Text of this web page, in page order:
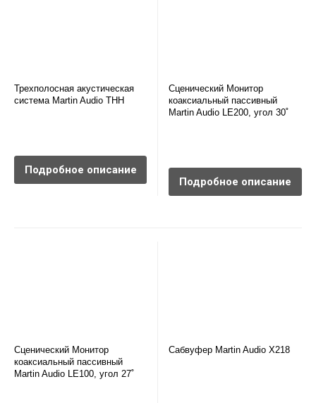
Трехполосная акустическая
система Martin Audio THH
Подробное описание
Сценический Монитор
коаксиальный пассивный
Martin Audio LE200, угол 30˚
Подробное описание
Сценический Монитор
коаксиальный пассивный
Martin Audio LE100, угол 27˚
Сабвуфер Martin Audio X218